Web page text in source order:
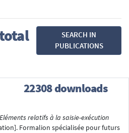
SEARCH IN
PUBLICATIONS
22308 downloads
Eléments relatifs à la saisie-exécution
Formalion spécialisée pour futurs